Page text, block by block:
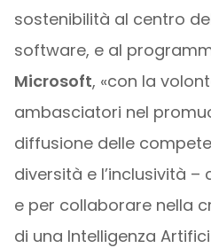
sostenibilità al centro
software, e al
Microsoft, «con la
ambasciatori nel
diffusione delle
diversità e l’inclusività
e per collaborare nella
di una Intelligenza